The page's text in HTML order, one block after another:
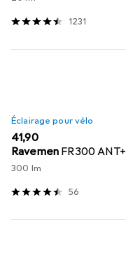
1231
Éclairage pour vélo
EUR
41,90
Ravemen FR300 ANT+
300 lm
56